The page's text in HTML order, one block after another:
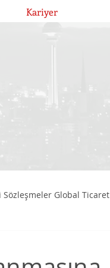
Kariyer
Sözleşmeler Global Ticaret